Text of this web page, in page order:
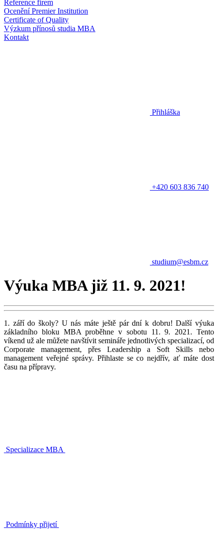
Reference firem
Ocenění Premier Institution
Certificate of Quality
Výzkum přínosů studia MBA
Kontakt
Přihláška
+420 603 836 740
studium@esbm.cz
Výuka MBA již 11. 9. 2021!
1. září do školy? U nás máte ještě pár dní k dobru! Další výuka
základního bloku MBA proběhne v sobotu 11. 9. 2021. Tento
víkend už ale můžete navštívit semináře jednotlivých specializací, od
Corporate management, přes Leadership a Soft Skills nebo
management veřejné správy. Přihlaste se co nejdřív, ať máte dost
času na přípravy.
Specializace MBA
Podmínky přijetí